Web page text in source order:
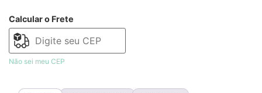
Calcular o Frete
Não sei meu CEP